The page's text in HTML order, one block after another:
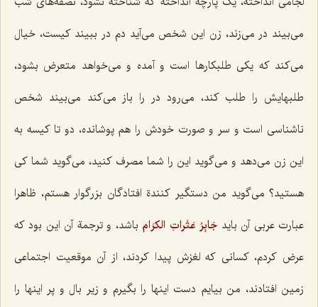
می‌بیند در می‌زند، زن این شخص می‌آید دم در ببیند کیست، خیال
می‌کند که یکی طلبکارها است و آمده و می‌خواهد متعرض بشود،
طلبهایش را طلب کند، می‌رود در را باز می‌کند می‌بیند شخص
ناشناسی است و سر و صورت خودش را هم پوشانده، دو تا کیسه به
این زن می‌دهد و می‌گوید این را شما مصرف کنید، می‌گوید شما کی
هستید؟ می‌گوید من دستگیر کنندة افتادگان بزرگوار هستم، ظاهرا
عبارت عربی آن باید جَابِرُ عَثَراتِ الکرَام‌ باشد، و ترجمة آن این بود که
عرض کردم، کسانی که لغزش پیدا کردند، از آن موقعیت اجتماعی
زمین افتادند، من بیایم دست اینها را بگیرم و زیر بال و پر اینها را